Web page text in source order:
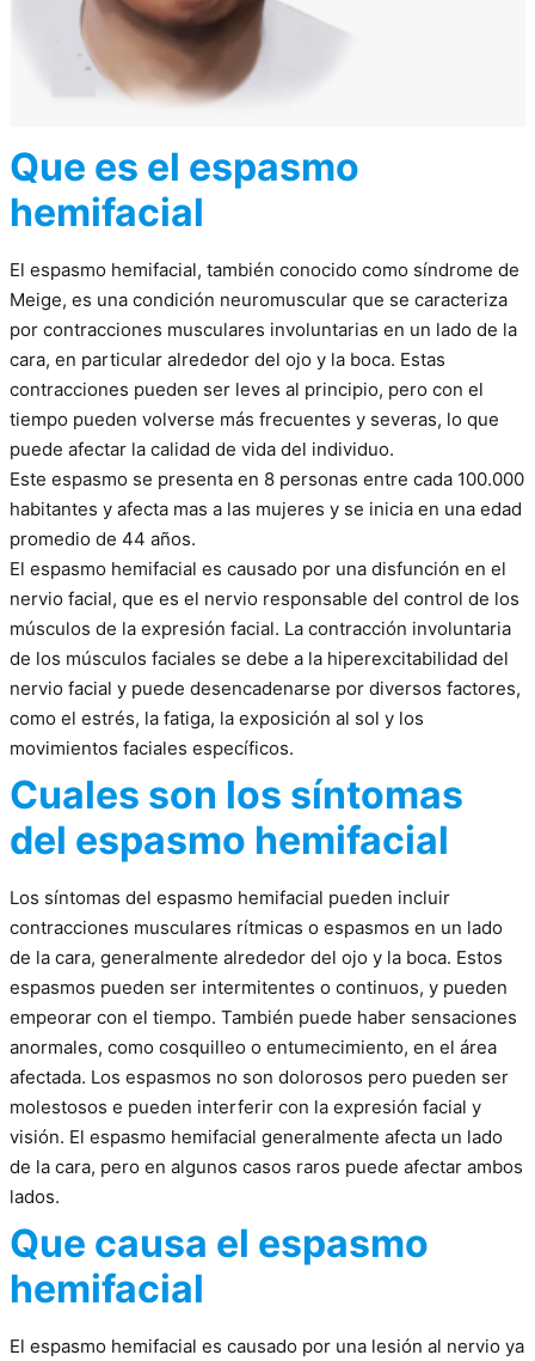
Que es el espasmo
hemifacial
El espasmo hemifacial, también conocido como síndrome de
Meige, es una condición neuromuscular que se caracteriza
por contracciones musculares involuntarias en un lado de la
cara, en particular alrededor del ojo y la boca. Estas
contracciones pueden ser leves al principio, pero con el
tiempo pueden volverse más frecuentes y severas, lo que
puede afectar la calidad de vida del individuo.
Este espasmo se presenta en 8 personas entre cada 100.000
habitantes y afecta mas a las mujeres y se inicia en una edad
promedio de 44 años.
El espasmo hemifacial es causado por una disfunción en el
nervio facial, que es el nervio responsable del control de los
músculos de la expresión facial. La contracción involuntaria
de los músculos faciales se debe a la hiperexcitabilidad del
nervio facial y puede desencadenarse por diversos factores,
como el estrés, la fatiga, la exposición al sol y los
movimientos faciales específicos.
Cuales son los síntomas
del espasmo hemifacial
Los síntomas del espasmo hemifacial pueden incluir
contracciones musculares rítmicas o espasmos en un lado
de la cara, generalmente alrededor del ojo y la boca. Estos
espasmos pueden ser intermitentes o continuos, y pueden
empeorar con el tiempo. También puede haber sensaciones
anormales, como cosquilleo o entumecimiento, en el área
afectada. Los espasmos no son dolorosos pero pueden ser
molestosos e pueden interferir con la expresión facial y
visión. El espasmo hemifacial generalmente afecta un lado
de la cara, pero en algunos casos raros puede afectar ambos
lados.
Que causa el espasmo
hemifacial
El espasmo hemifacial es causado por una lesión al nervio ya